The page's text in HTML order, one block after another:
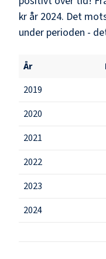
kr år 2024. Det
under perioden -
År
2019
2020
2021
2022
2023
2024